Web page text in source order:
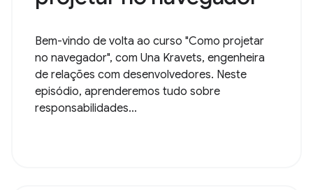
Bem-vindo de volta ao curso "Como projetar
no navegador", com Una Kravets, engenheira
de relações com desenvolvedores. Neste
episódio, aprenderemos tudo sobre
responsabilidades...